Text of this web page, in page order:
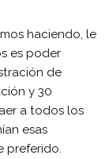
haciendo, le
es poder
de
y 30
a todos los
esas
preferido.